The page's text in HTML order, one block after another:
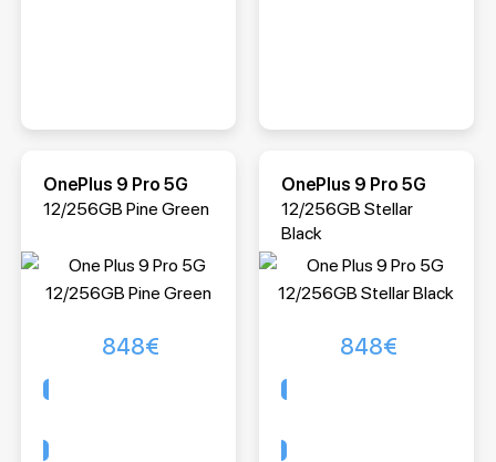
OnePlus 9 Pro 5G
12/256GB Pine Green
848€
OnePlus 9 Pro 5G
12/256GB Stellar
Black
848€